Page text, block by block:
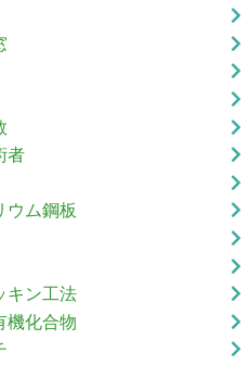
者
ウム鋼板
キン工法
機化合物